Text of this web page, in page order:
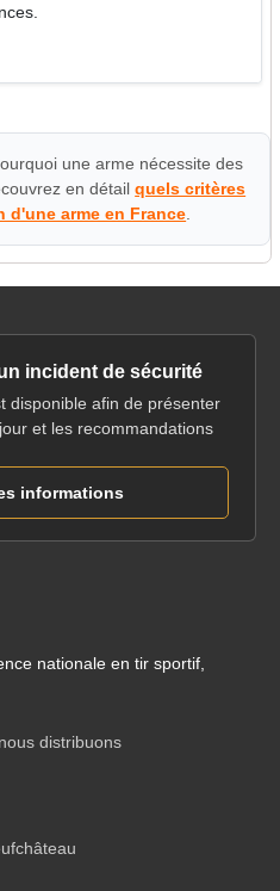
une arme nécessite des
en détailquels critères
arme en France
incident de sécurité
disponible afin de présenter
et les recommandations
informations
nationale en tir sportif,
distribuons